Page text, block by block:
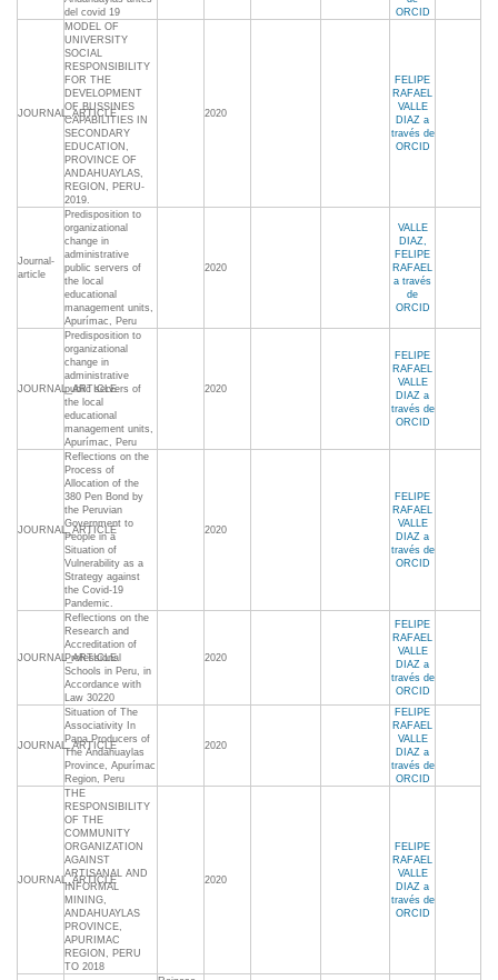
del covid 19
ORCID
JOURNAL_ARTICLE
MODEL OF
UNIVERSITY
SOCIAL
RESPONSIBILITY
FOR THE
DEVELOPMENT
OF BUSSINES
CAPABILITIES IN
SECONDARY
EDUCATION,
PROVINCE OF
ANDAHUAYLAS,
REGION, PERU-
2019.
2020
FELIPE
RAFAEL
VALLE
DIAZ a
través de
ORCID
Journal-
article
Predisposition to
organizational
change in
administrative
public servers of
the local
educational
management units,
Apurímac, Peru
2020
VALLE
DIAZ,
FELIPE
RAFAEL
a través
de
ORCID
JOURNAL_ARTICLE
Predisposition to
organizational
change in
administrative
public servers of
the local
educational
management units,
Apurímac, Peru
2020
FELIPE
RAFAEL
VALLE
DIAZ a
través de
ORCID
JOURNAL_ARTICLE
Reflections on the
Process of
Allocation of the
380 Pen Bond by
the Peruvian
Government to
People in a
Situation of
Vulnerability as a
Strategy against
the Covid-19
Pandemic.
2020
FELIPE
RAFAEL
VALLE
DIAZ a
través de
ORCID
JOURNAL_ARTICLE
Reflections on the
Research and
Accreditation of
Professional
Schools in Peru, in
Accordance with
Law 30220
2020
FELIPE
RAFAEL
VALLE
DIAZ a
través de
ORCID
JOURNAL_ARTICLE
Situation of The
Associativity In
Papa Producers of
The Andahuaylas
Province, Apurímac
Region, Peru
2020
FELIPE
RAFAEL
VALLE
DIAZ a
través de
ORCID
JOURNAL_ARTICLE
THE
RESPONSIBILITY
OF THE
COMMUNITY
ORGANIZATION
AGAINST
ARTISANAL AND
INFORMAL
MINING,
ANDAHUAYLAS
PROVINCE,
APURIMAC
REGION, PERU
TO 2018
2020
FELIPE
RAFAEL
VALLE
DIAZ a
través de
ORCID